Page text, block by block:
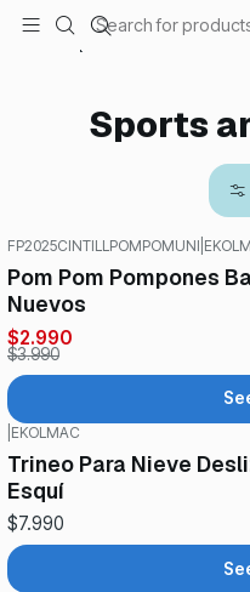
Sports and Outdoors
Sports
FP2025CINTILLPOMPOMUNI
Pom Pom Pompones
Nuevos
$2.990
$3.990
EKOLMAC
Trineo Para Nieve
Esquí
$7.990